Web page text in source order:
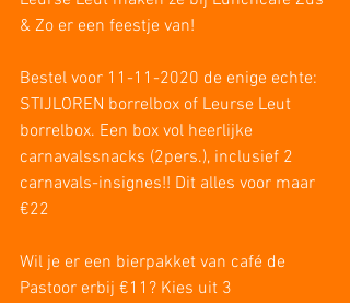
& Zo er een feestje van!
Bestel voor 11-11-2020 de enige echte:
STIJLOREN borrelbox of Leurse Leut
borrelbox. Een box vol heerlijke
carnavalssnacks (2pers.), inclusief 2
carnavals-insignes!! Dit alles voor maar
€22
Wil je er een bierpakket van café de
Pastoor erbij €11? Kies uit 3